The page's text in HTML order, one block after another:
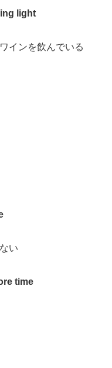
light
インを飲んでいる
い
time